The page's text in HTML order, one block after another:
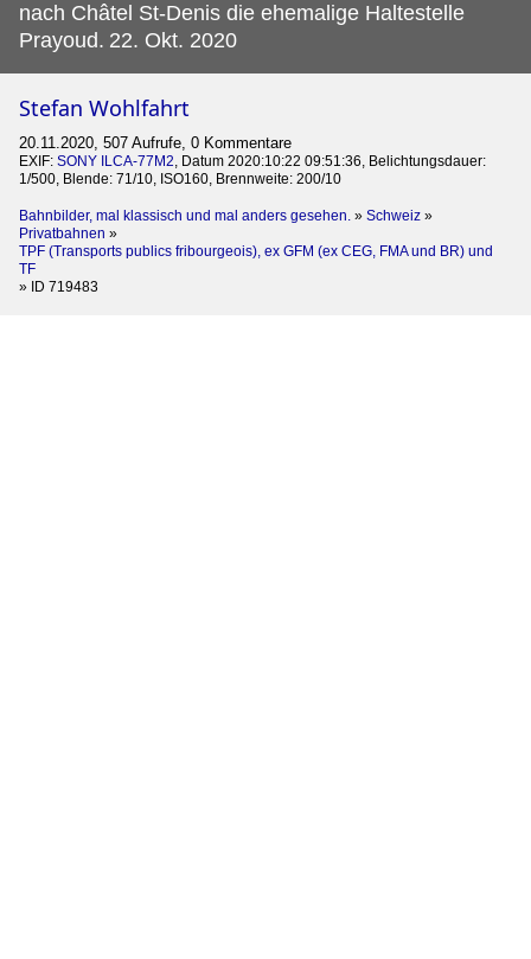
nach Châtel St-Denis die ehemalige Haltestelle
Prayoud. 22. Okt. 2020
Stefan Wohlfahrt
20.11.2020, 507 Aufrufe, 0 Kommentare
EXIF: SONY ILCA-77M2, Datum 2020:10:22 09:51:36, Belichtungsdauer:
1/500, Blende: 71/10, ISO160, Brennweite: 200/10
Bahnbilder, mal klassisch und mal anders gesehen. » Schweiz »
Privatbahnen »
TPF (Transports publics fribourgeois), ex GFM (ex CEG, FMA und BR) und
TF
» ID 719483